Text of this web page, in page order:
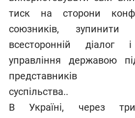
тиск на сторони
союзників, зупинити
всесторонній
управління державою
представників
суспільства..
В Україні, через